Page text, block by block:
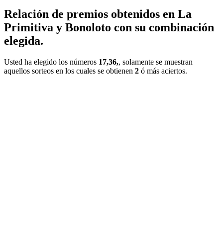
Relación de premios obtenidos en La
Primitiva y Bonoloto con su combinación
elegida.
Usted ha elegido los números 17,36,, solamente se muestran
aquellos sorteos en los cuales se obtienen 2 ó más aciertos.